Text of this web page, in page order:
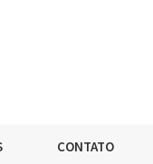
CONTATO